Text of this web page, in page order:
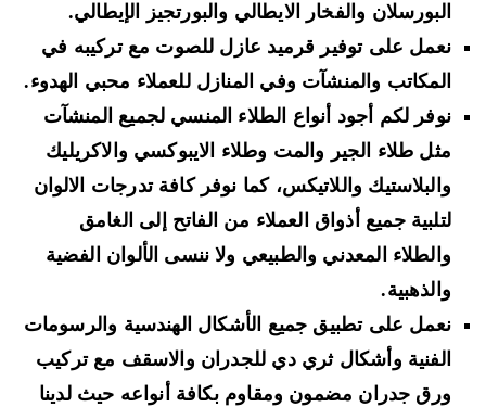
البورسلان والفخار الايطالي والبورتجيز الإيطالي.
نعمل على توفير قرميد عازل للصوت مع تركيبه في
المكاتب والمنشآت وفي المنازل للعملاء محبي الهدوء.
نوفر لكم أجود أنواع الطلاء المنسي لجميع المنشآت
مثل طلاء الجير والمت وطلاء الايبوكسي والاكريليك
والبلاستيك واللاتيكس، كما نوفر كافة تدرجات الالوان
لتلبية جميع أذواق العملاء من الفاتح إلى الغامق
والطلاء المعدني والطبيعي ولا ننسى الألوان الفضية
والذهبية.
نعمل على تطبيق جميع الأشكال الهندسية والرسومات
الفنية وأشكال ثري دي للجدران والاسقف مع تركيب
ورق جدران مضمون ومقاوم بكافة أنواعه حيث لدينا